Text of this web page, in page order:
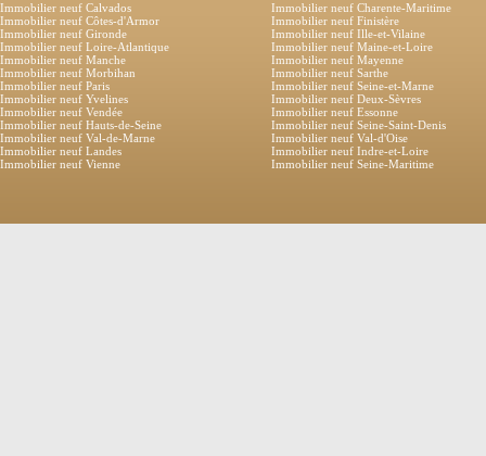
Immobilier neuf Calvados
Immobilier neuf Charente-Maritime
Immobilier neuf Côtes-d'Armor
Immobilier neuf Finistère
Immobilier neuf Gironde
Immobilier neuf Ille-et-Vilaine
Immobilier neuf Loire-Atlantique
Immobilier neuf Maine-et-Loire
Immobilier neuf Manche
Immobilier neuf Mayenne
Immobilier neuf Morbihan
Immobilier neuf Sarthe
Immobilier neuf Paris
Immobilier neuf Seine-et-Marne
Immobilier neuf Yvelines
Immobilier neuf Deux-Sèvres
Immobilier neuf Vendée
Immobilier neuf Essonne
Immobilier neuf Hauts-de-Seine
Immobilier neuf Seine-Saint-Denis
Immobilier neuf Val-de-Marne
Immobilier neuf Val-d'Oise
Immobilier neuf Landes
Immobilier neuf Indre-et-Loire
Immobilier neuf Vienne
Immobilier neuf Seine-Maritime